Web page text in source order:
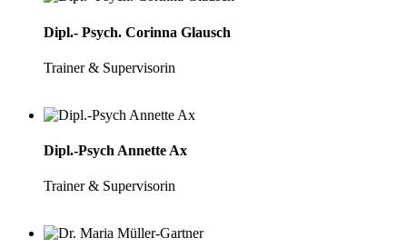
Dipl.- Psych. Corinna Glausch
Trainer & Supervisorin
Dipl.-Psych Annette Ax
Trainer & Supervisorin